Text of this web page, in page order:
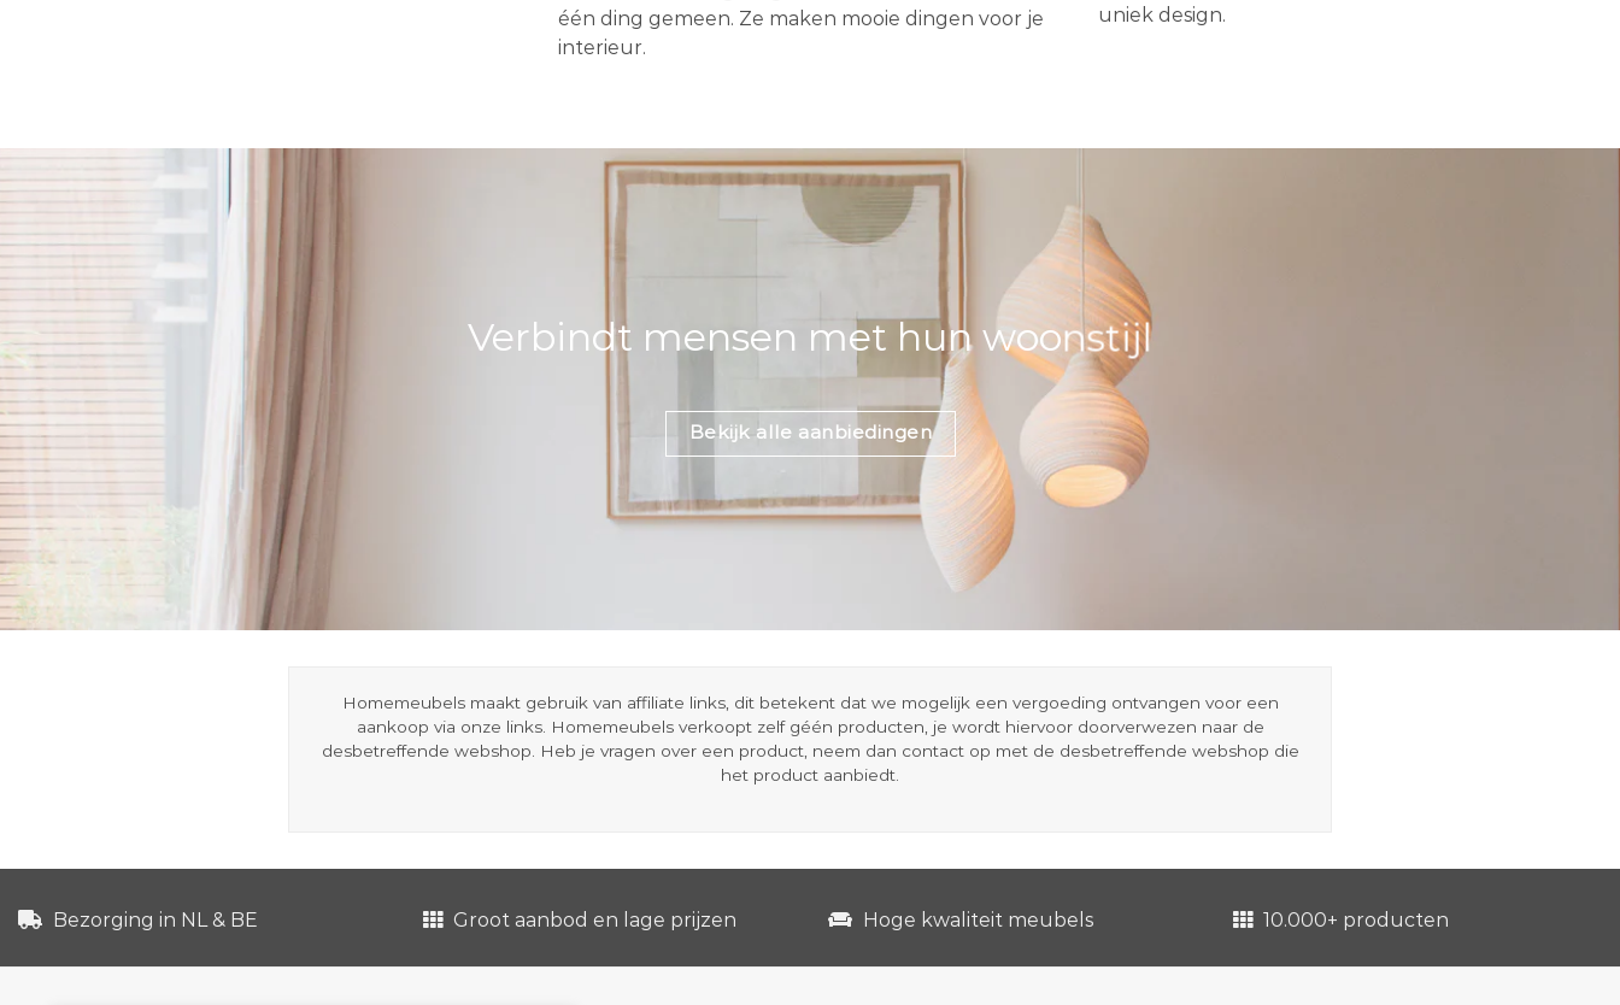
één ding gemeen. Ze maken mooie dingen voor je
interieur.
uniek design.
Verbindt mensen met hun woonstijl
Bekijk alle aanbiedingen
Homemeubels maakt gebruik van affiliate links, dit betekent dat we mogelijk een vergoeding ontvangen voor een
aankoop via onze links. Homemeubels verkoopt zelf géén producten, je wordt hiervoor doorverwezen naar de
desbetreffende webshop. Heb je vragen over een product, neem dan contact op met de desbetreffende webshop die
het product aanbiedt.
Bezorging in NL & BE Groot aanbod en lage prijzen Hoge kwaliteit meubels 10.000+ producten